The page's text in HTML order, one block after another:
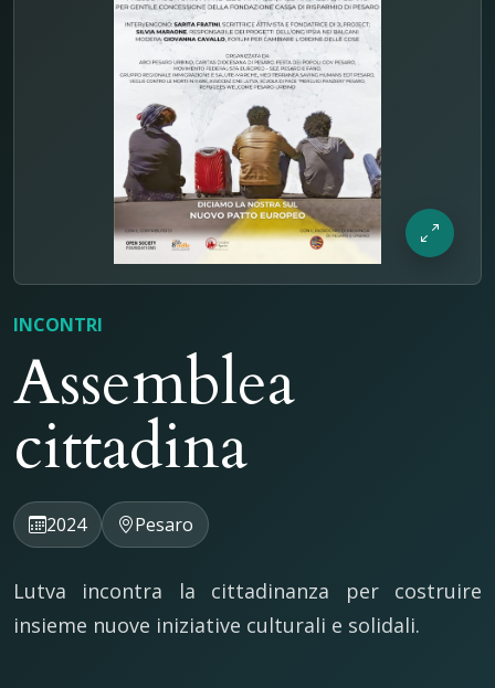
INCONTRI
Assemblea
cittadina
2024 Pesaro
Lutva incontra la cittadinanza per costruire
insieme nuove iniziative culturali e solidali.